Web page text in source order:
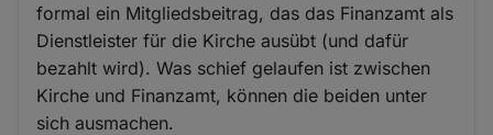
formal ein Mitgliedsbeitrag, das das Finanzamt als
Dienstleister für die Kirche ausübt (und dafür
bezahlt wird). Was schief gelaufen ist zwischen
Kirche und Finanzamt, können die beiden unter
sich ausmachen.